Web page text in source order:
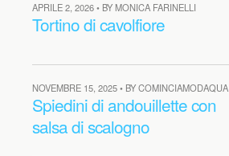
APRILE 2, 2026 • BY MONICA FARINELLI
Tortino di cavolfiore
NOVEMBRE 15, 2025 • BY COMINCIAMODAQUA
Spiedini di andouillette con
salsa di scalogno